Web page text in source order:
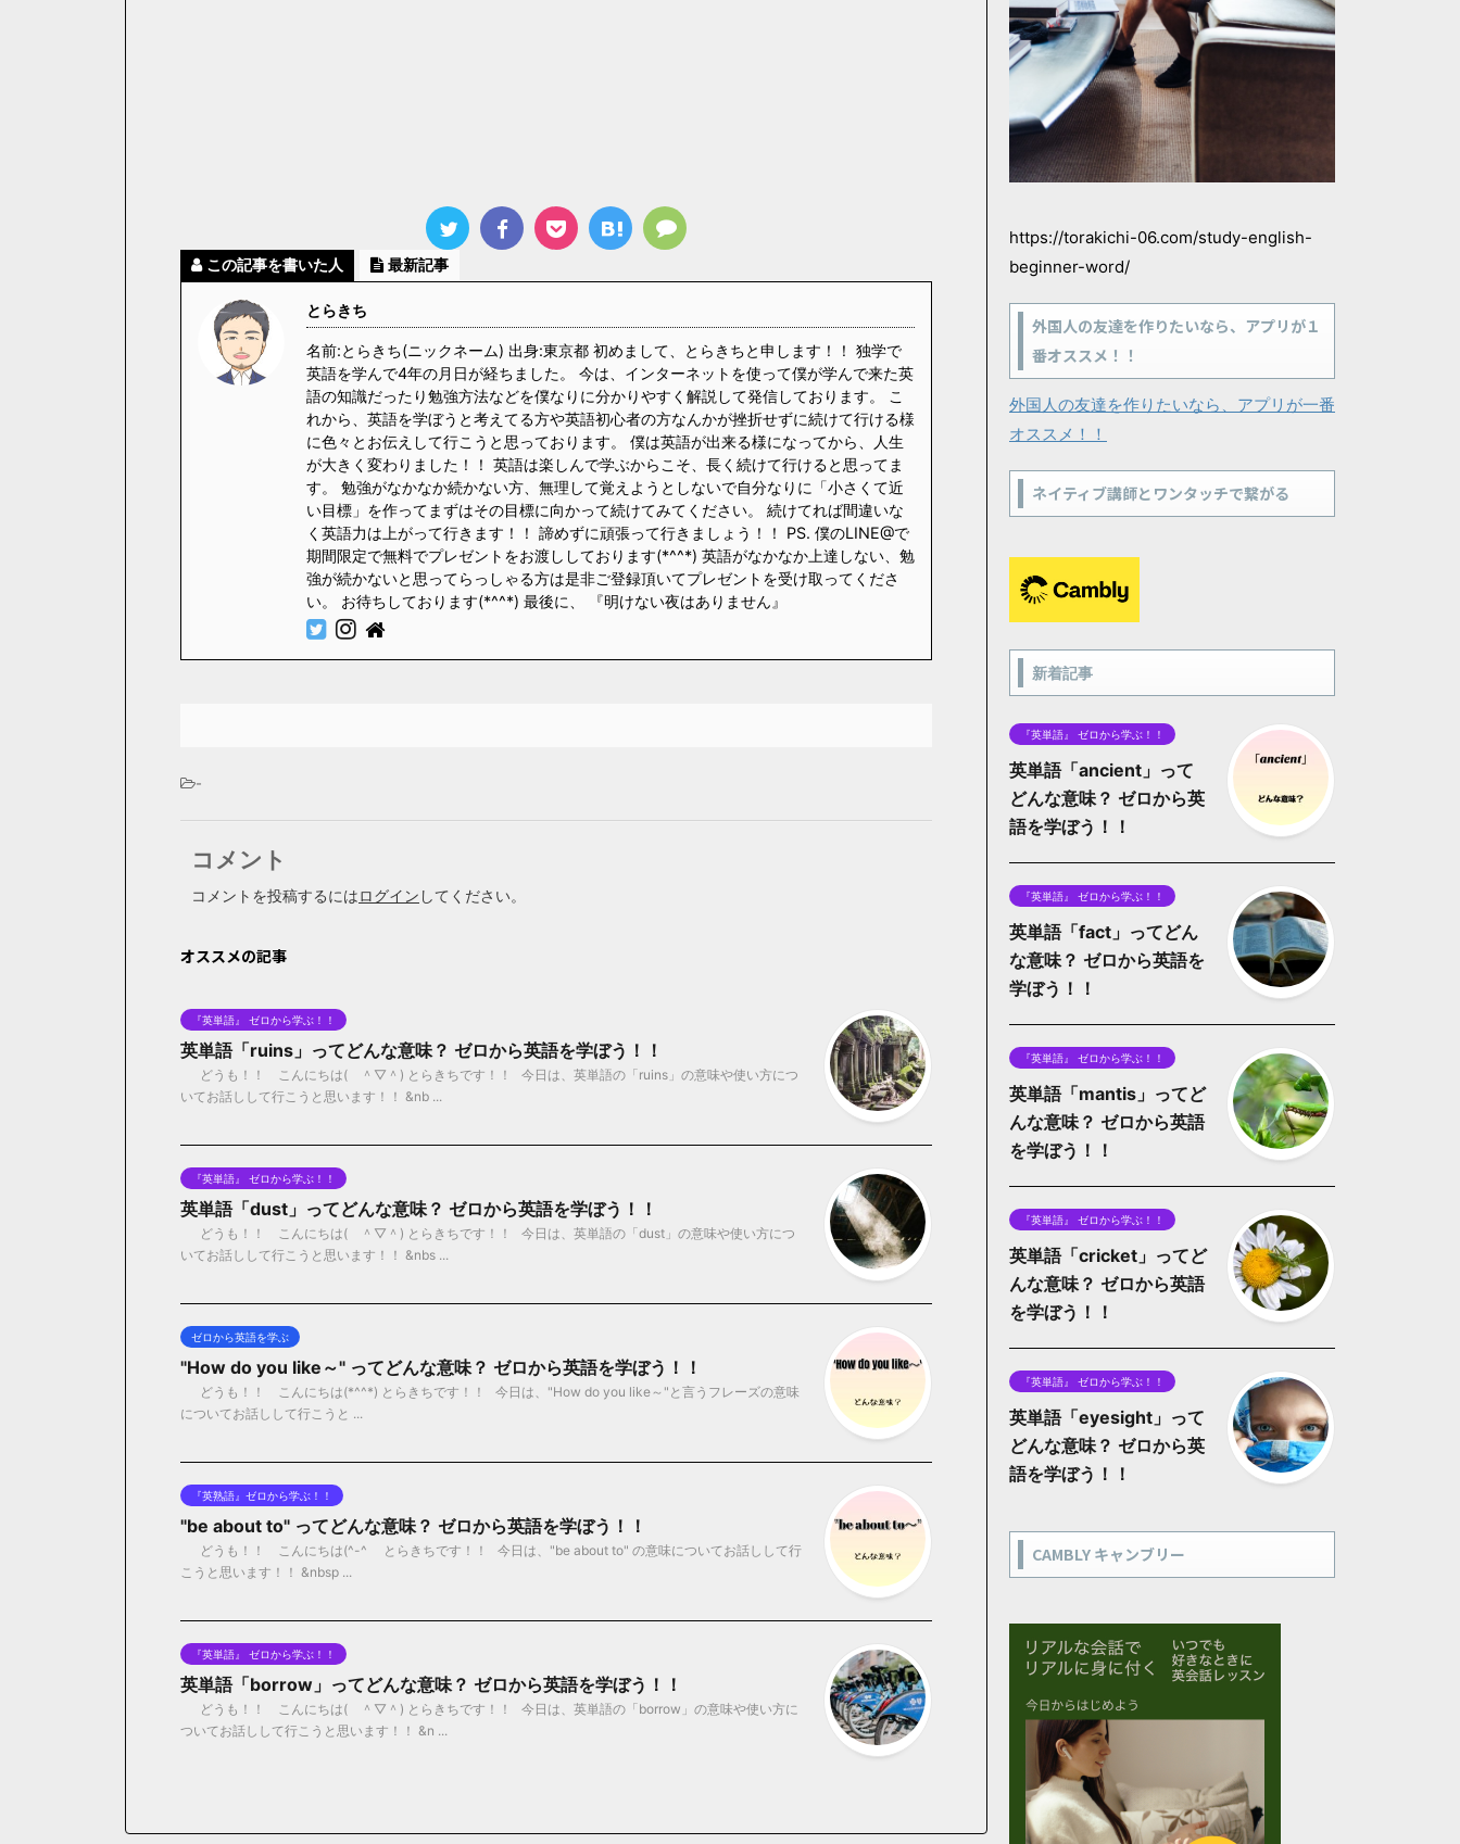
この記事を書いた人 最新記事
とらきち
名前:とらきち(ニックネーム) 出身:東京都 初めまして、とらきちと申します！！ 独学で
英語を学んで4年の月日が経ちました。 今は、インターネットを使って僕が学んで来た英
語の知識だったり勉強方法などを僕なりに分かりやすく解説して発信しております。 こ
れから、英語を学ぼうと考えてる方や英語初心者の方なんかが挫折せずに続けて行ける様
に色々とお伝えして行こうと思っております。 僕は英語が出来る様になってから、人生
が大きく変わりました！！ 英語は楽しんで学ぶからこそ、長く続けて行けると思ってま
す。 勉強がなかなか続かない方、無理して覚えようとしないで自分なりに「小さくて近
い目標」を作ってまずはその目標に向かって続けてみてください。 続けてれば間違いな
く英語力は上がって行きます！！ 諦めずに頑張って行きましょう！！ PS. 僕のLINE@で
期間限定で無料でプレゼントをお渡ししております(*^^*) 英語がなかなか上達しない、勉
強が続かないと思ってらっしゃる方は是非ご登録頂いてプレゼントを受け取ってくださ
い。 お待ちしております(*^^*) 最後に、 『明けない夜はありません』
-
コメント
コメントを投稿するにはログイン してください。
オススメの記事
『英単語』 ゼロから学ぶ！！
英単語「ruins」ってどんな意味？ ゼロから英語を学ぼう！！
どうも！！ こんにちは( ＾▽＾) とらきちです！！ 今日は、英単語の「ruins」の意味や使い方につ
いてお話しして行こうと思います！！ &nb ...
『英単語』 ゼロから学ぶ！！
英単語「dust」ってどんな意味？ ゼロから英語を学ぼう！！
どうも！！ こんにちは( ＾▽＾) とらきちです！！ 今日は、英単語の「dust」の意味や使い方につ
いてお話しして行こうと思います！！ &nbs ...
ゼロから英語を学ぶ
"How do you like～" ってどんな意味？ ゼロから英語を学ぼう！！
どうも！！ こんにちは(*^^*) とらきちです！！ 今日は、"How do you like～"と言うフレーズの意味
についてお話しして行こうと ...
『英熟語』ゼロから学ぶ！！
"be about to" ってどんな意味？ ゼロから英語を学ぼう！！
どうも！！ こんにちは(^-^ゞ とらきちです！！ 今日は、"be about to" の意味についてお話しして行
こうと思います！！ &nbsp ...
『英単語』 ゼロから学ぶ！！
英単語「borrow」ってどんな意味？ ゼロから英語を学ぼう！！
どうも！！ こんにちは( ＾▽＾) とらきちです！！ 今日は、英単語の「borrow」の意味や使い方に
ついてお話しして行こうと思います！！ &n ...
https://torakichi-06.com/study-english-
beginner-word/
外国人の友達を作りたいなら、アプリが１
番オススメ！！
外国人の友達を作りたいなら、アプリが一番
オススメ！！
ネイティブ講師とワンタッチで繋がる
新着記事
『英単語』 ゼロから学ぶ！！
英単語「ancient」って
どんな意味？ ゼロから英
語を学ぼう！！
『英単語』 ゼロから学ぶ！！
英単語「fact」ってどん
な意味？ ゼロから英語を
学ぼう！！
『英単語』 ゼロから学ぶ！！
英単語「mantis」ってど
んな意味？ ゼロから英語
を学ぼう！！
『英単語』 ゼロから学ぶ！！
英単語「cricket」ってど
んな意味？ ゼロから英語
を学ぼう！！
『英単語』 ゼロから学ぶ！！
英単語「eyesight」って
どんな意味？ ゼロから英
語を学ぼう！！
CAMBLY キャンブリー